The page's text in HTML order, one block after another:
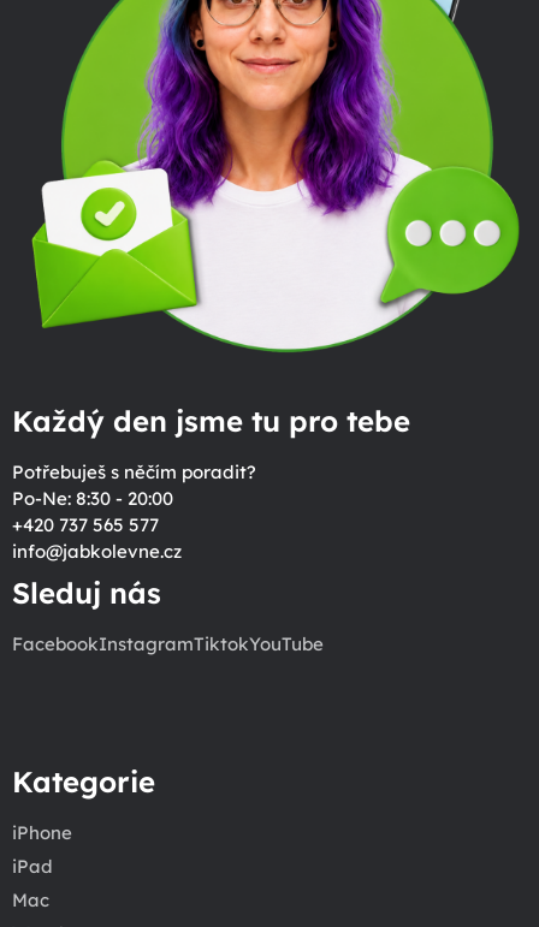
Každý den jsme tu pro tebe
Potřebuješ s něčím poradit?
Po-Ne: 8:30 - 20:00
+420 737 565 577
info@jabkolevne.cz
Sleduj nás
FacebookInstagramTiktokYouTube
Kategorie
iPhone
iPad
Mac